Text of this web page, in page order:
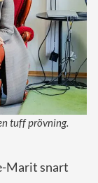
tuff prövning.
Marit snart